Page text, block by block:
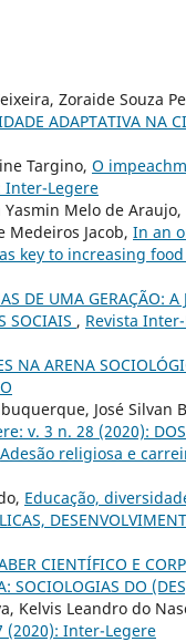
Zoraide Souza
ADAPTATIVA NA
Targino, O
Inter-Legere
Melo de
Medeiros Jacob, In an
key to increasing
DE UMA GERAÇÃO:
SOCIAIS , Revista Inter-
NA ARENA
José Silvan
v. 3 n. 28 (2020):
Adesão religiosa e
Educação,
CIENTÍFICO E
SOCIOLOGIAS DO
Kelvis Leandro do
(2020): Inter-Legere